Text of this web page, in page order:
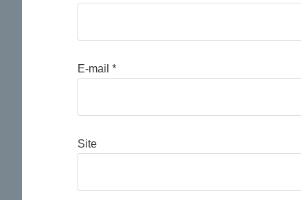
E-mail *
Site